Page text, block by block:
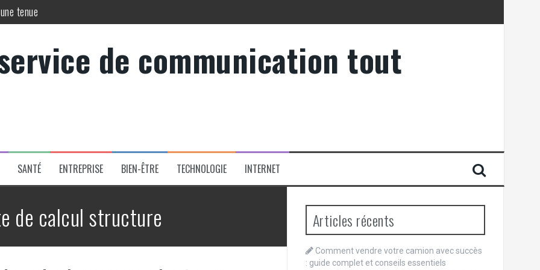
tenue
stylé au quotidien sans faire de compromis sur le look
la méthode Dukan
les pièges et renforcer votre couverture
de communication tout
SANTÉ ENTREPRISE BIEN-ÊTRE TECHNOLOGIE INTERNET
de calcul structure
Articles récents
Comment vendre votre camion avec succès
: guide complet et conseils essentiels